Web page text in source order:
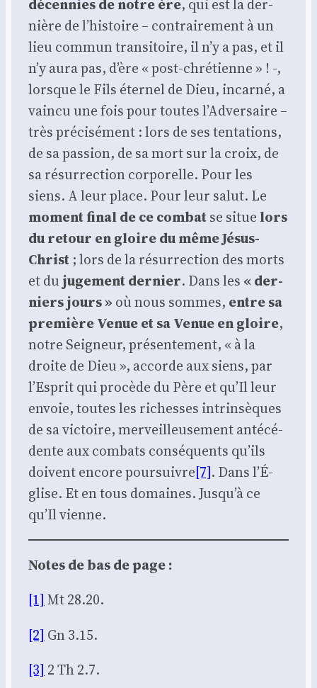
décen­nies de notre ère, qui est la der­
nière de l’his­toire – contrai­re­ment à un
lieu com­mun tran­si­toire, il n’y a pas, et il
n’y aura pas, d’ère « post-chré­tienne » ! -,
lorsque le Fils éter­nel de Dieu, incar­né, a
vain­cu une fois pour toutes l’Ad­ver­saire –
très pré­ci­sé­ment : lors de ses ten­ta­tions,
de sa pas­sion, de sa mort sur la croix, de
sa résur­rec­tion cor­po­relle. Pour les
siens. A leur place. Pour leur salut. Le
moment final de ce com­batse situe lors
du retour en gloire du même Jésus-
Christ ; lors de la résur­rec­tion des morts
et du juge­ment der­nier. Dans les « der­
niers jours » où nous sommes, entre sa
pre­mière Venue et sa Venue en gloire,
notre Sei­gneur, pré­sen­te­ment, « à la
droite de Dieu », accorde aux siens, par
l’Es­prit qui pro­cède du Père et qu’Il leur
envoie, toutes les richesses intrin­sèques
de sa vic­toire, mer­veilleu­se­ment anté­cé­
dente aux com­bats consé­quents qu’ils
doivent encore pour­suivre[7]. Dans l’É­
glise. Et en tous domaines. Jus­qu’à ce
qu’Il vienne.
Notes de bas de page :
[1] Mt 28.20.
[2] Gn 3.15.
[3] 2 Th 2.7.